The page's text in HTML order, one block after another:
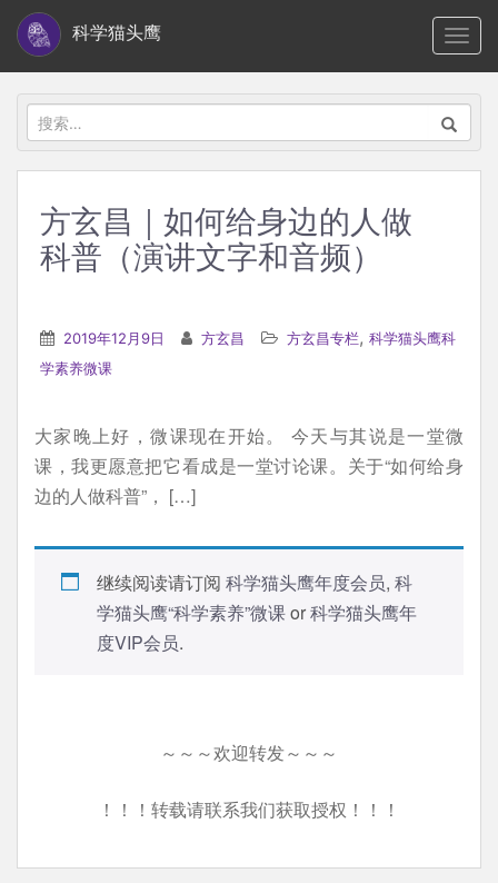
i
科学猫头鹰
搜
索：
方玄昌｜如何给身边的人做
科普（演讲文字和音频）
2019年12月9日 方玄昌 方玄昌专栏, 科学猫头鹰科
学素养微课
大家晚上好，微课现在开始。 今天与其说是一堂微
课，我更愿意把它看成是一堂讨论课。关于“如何给身
边的人做科普”， […]
继续阅读请订阅 科学猫头鹰年度会员, 科
学猫头鹰“科学素养”微课or科学猫头鹰年
度VIP会员.
～～～欢迎转发～～～
！！！转载请联系我们获取授权！！！